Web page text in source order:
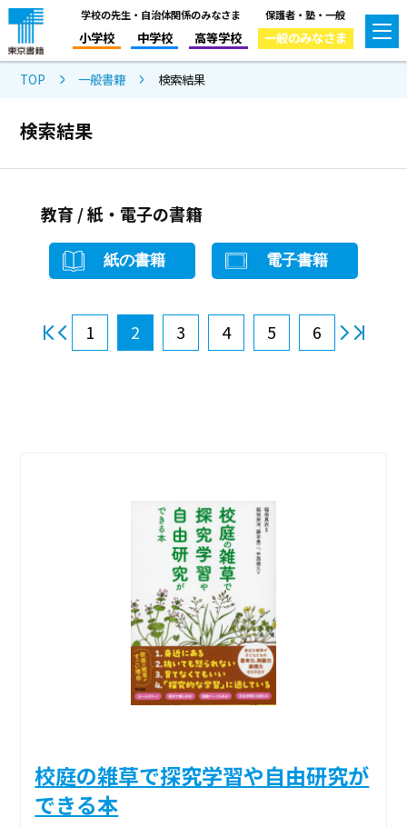
学校の先生・自治体関係のみなさま
小学校 中学校 高等学校
保護者・塾・一般
一般のみなさま
TOP 一般書籍 検索結果
検索結果
教育 / 紙・電子の書籍
紙の書籍 電子書籍
1 2 3 4 5 6
校庭の雑草で探究学習や自由研究が
できる本